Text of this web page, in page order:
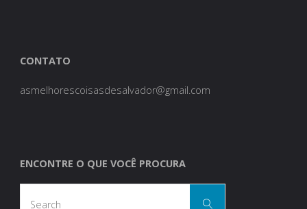
CONTATO
asmelhorescoisasdesalvador@gmail.com
ENCONTRE O QUE VOCÊ PROCURA
Search